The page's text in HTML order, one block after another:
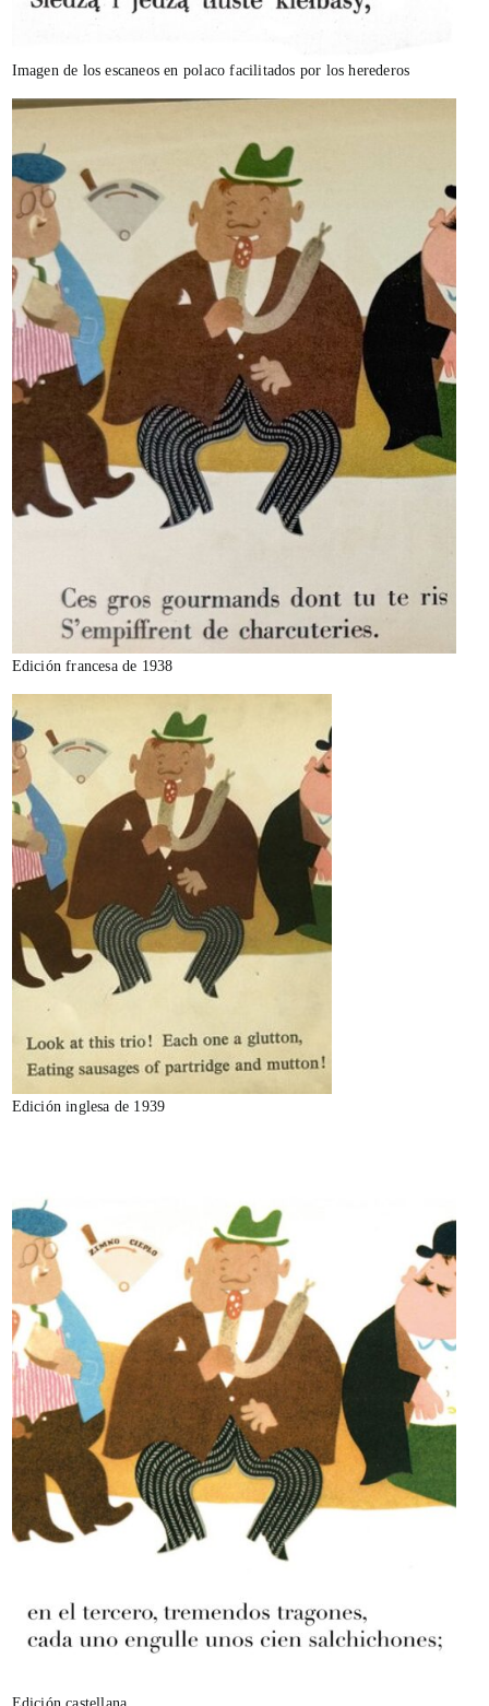
Imagen de los escaneos en polaco facilitados por los herederos
Edición francesa de 1938
Edición inglesa de 1939